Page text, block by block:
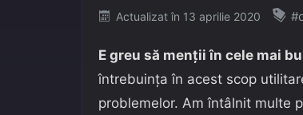
Posted
Actualizat în 13 aprilie 2020
E greu să menţii în cele mai
întrebuinţa în acest scop
problemelor. Am întâlnit multe